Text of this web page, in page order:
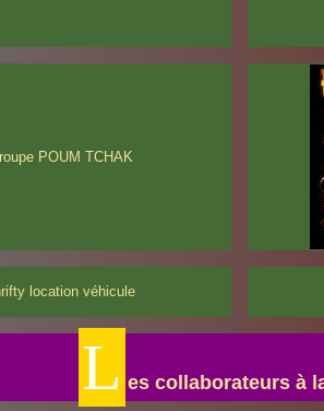
POUM TCHAK
location véhicule
L es collaborateurs à